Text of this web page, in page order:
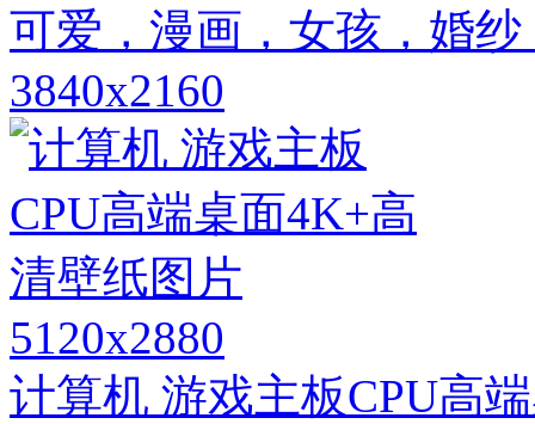
可爱，漫画，女孩，婚
3840x2160
5120x2880
计算机 游戏主板CPU高